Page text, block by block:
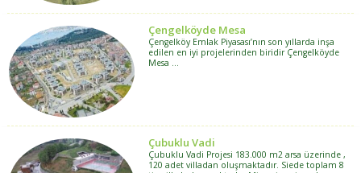
Çengelköyde Mesa
Çengelköy Emlak Piyasası’nın son yıllarda inşa
edilen en iyi projelerinden biridir Çengelköyde
Mesa …
Çubuklu Vadi
Çubuklu Vadi Projesi 183.000 m2 arsa üzerinde ,
120 adet villadan oluşmaktadır. Siede toplam 8